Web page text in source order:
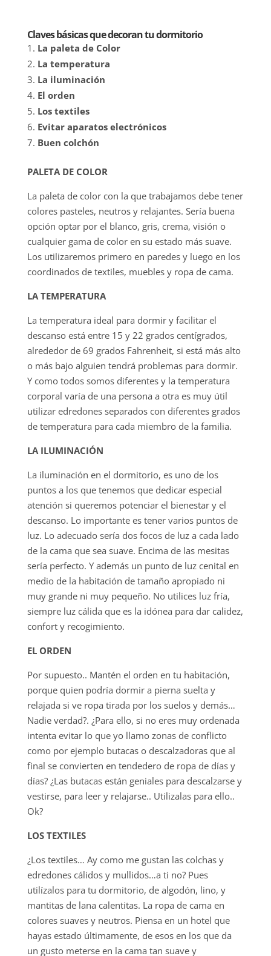
Claves básicas que decoran tu dormitorio
La paleta de Color
La temperatura
La iluminación
El orden
Los textiles
Evitar aparatos electrónicos
Buen colchón
PALETA DE COLOR
La paleta de color con la que trabajamos debe tener
colores pasteles, neutros y relajantes. Sería buena
opción optar por el blanco, gris, crema, visión o
cualquier gama de color en su estado más suave.
Los utilizaremos primero en paredes y luego en los
coordinados de textiles, muebles y ropa de cama.
LA TEMPERATURA
La temperatura ideal para dormir y facilitar el
descanso está entre 15 y 22 grados centígrados,
alrededor de 69 grados Fahrenheit, si está más alto
o más bajo alguien tendrá problemas para dormir.
Y como todos somos diferentes y la temperatura
corporal varía de una persona a otra es muy útil
utilizar edredones separados con diferentes grados
de temperatura para cada miembro de la familia.
LA ILUMINACIÓN
La iluminación en el dormitorio, es uno de los
puntos a los que tenemos que dedicar especial
atención si queremos potenciar el bienestar y el
descanso. Lo importante es tener varios puntos de
luz. Lo adecuado sería dos focos de luz a cada lado
de la cama que sea suave. Encima de las mesitas
sería perfecto. Y además un punto de luz cenital en
medio de la habitación de tamaño apropiado ni
muy grande ni muy pequeño. No utilices luz fría,
siempre luz cálida que es la idónea para dar calidez,
confort y recogimiento.
EL ORDEN
Por supuesto.. Mantén el orden en tu habitación,
porque quien podría dormir a pierna suelta y
relajada si ve ropa tirada por los suelos y demás…
Nadie verdad?. ¿Para ello, si no eres muy ordenada
intenta evitar lo que yo llamo zonas de conflicto
como por ejemplo butacas o descalzadoras que al
final se convierten en tendedero de ropa de días y
días? ¿Las butacas están geniales para descalzarse y
vestirse, para leer y relajarse.. Utilizalas para ello..
Ok?
LOS TEXTILES
¿Los textiles… Ay como me gustan las colchas y
edredones cálidos y mullidos…a ti no? Pues
utilízalos para tu dormitorio, de algodón, lino, y
mantitas de lana calentitas. La ropa de cama en
colores suaves y neutros. Piensa en un hotel que
hayas estado últimamente, de esos en los que da
un gusto meterse en la cama tan suave y